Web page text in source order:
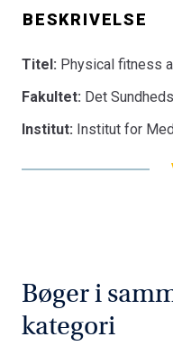
BESKRIVELSE
Titel: Physical fitness
Fakultet: Det
Institut: Institut for
Bøger i
kategori